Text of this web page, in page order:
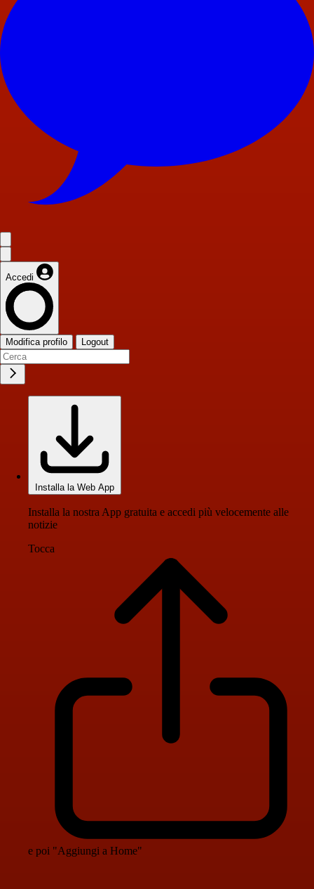
Accedi
Modifica profilo Logout
Installa la Web App
Installa la nostra App gratuita e accedi più velocemente alle
notizie
Tocca
e poi "Aggiungi a Home"